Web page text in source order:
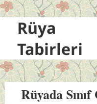
Rüya
Tabirleri
Rüyada